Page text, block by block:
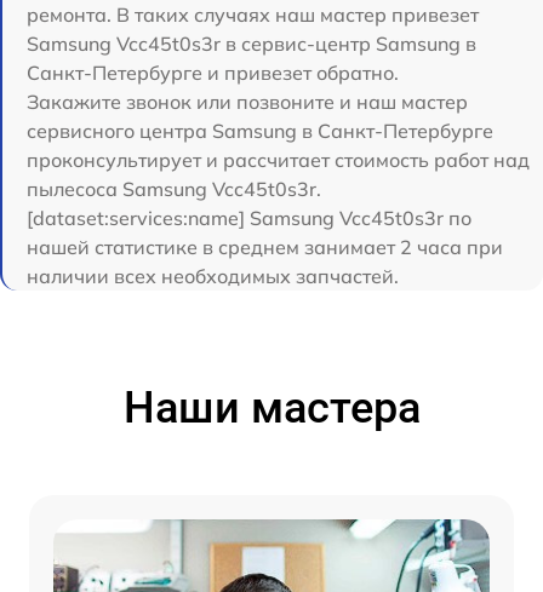
ремонта. В таких случаях наш мастер привезет
Samsung Vcc45t0s3r в сервис-центр Samsung в
Санкт-Петербурге и привезет обратно.
Закажите звонок или позвоните и наш мастер
сервисного центра Samsung в Санкт-Петербурге
проконсультирует и рассчитает стоимость работ над
пылесоса Samsung Vcc45t0s3r.
[dataset:services:name] Samsung Vcc45t0s3r по
нашей статистике в среднем занимает 2 часа при
наличии всех необходимых запчастей.
Наши мастера